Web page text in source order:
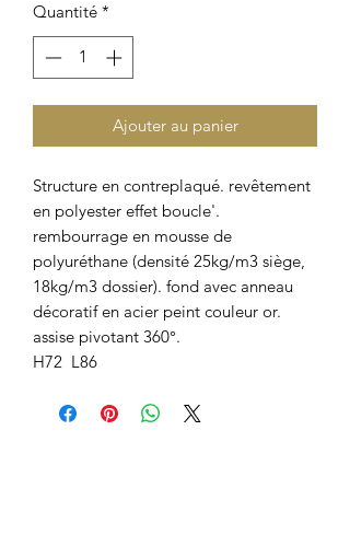
Quantité *
Ajouter au panier
Structure en contreplaqué. revêtement
en polyester effet boucle'.
rembourrage en mousse de
polyuréthane (densité 25kg/m3 siège,
18kg/m3 dossier). fond avec anneau
décoratif en acier peint couleur or.
assise pivotant 360°.
H72 L86